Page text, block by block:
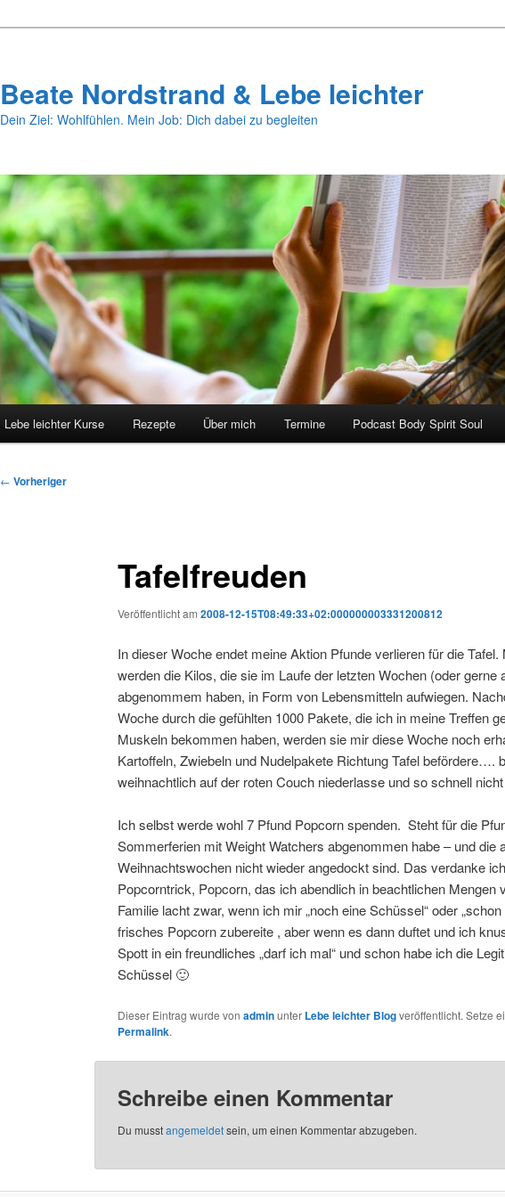
Beate Nordstrand & Lebe leichter
Dein Ziel: Wohlfühlen. Mein Job: Dich dabei zu begleiten
Lebe leichter Kurse Rezepte Über mich Termine Podcast Body Spirit Soul
Beitragsnavigation
← Vorheriger
Tafelfreuden
Veröffentlicht am 2008-12-15T08:49:33+02:000000003331200812
In dieser Woche endet meine Aktion Pfunde verlieren für die Tafel.
werden die Kilos, die sie im Laufe der letzten Wochen (oder gerne
abgenommem haben, in Form von Lebensmitteln aufwiegen.
Woche durch die gefühlten 1000 Pakete, die ich in meine Treffen
Muskeln bekommen haben, werden sie mir diese Woche noch
Kartoffeln, Zwiebeln und Nudelpakete Richtung Tafel befördere….
weihnachtlich auf der roten Couch niederlasse und so schnell
Ich selbst werde wohl 7 Pfund Popcorn spenden. Steht für die
Sommerferien mit Weight Watchers abgenommen habe – und die
Weihnachtswochen nicht wieder angedockt sind. Das verdanke
Popcorntrick, Popcorn, das ich abendlich in beachtlichen Mengen
Familie lacht zwar, wenn ich mir „noch eine Schüssel“ oder
frisches Popcorn zubereite , aber wenn es dann duftet und ich
Spott in ein freundliches „darf ich mal“ und schon habe ich die
Schüssel 🙂
Dieser Eintrag wurde von adminunter Lebe leichter Blogveröffentlicht. Setze
Permalink.
Schreibe einen Kommentar
Du musstangemeldetsein, um einen Kommentar abzugeben.